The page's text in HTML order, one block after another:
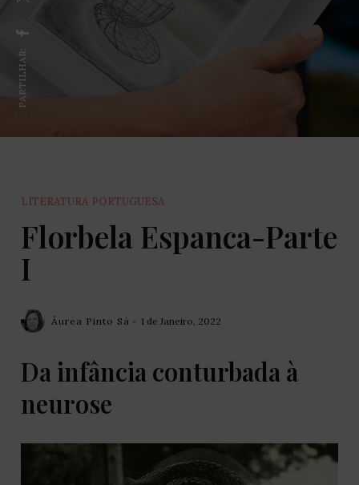
PARTILHAR:
LITERATURA PORTUGUESA
Florbela Espanca-Parte
I
Áurea Pinto Sá 1 de Janeiro, 2022
Da infância conturbada à
neurose